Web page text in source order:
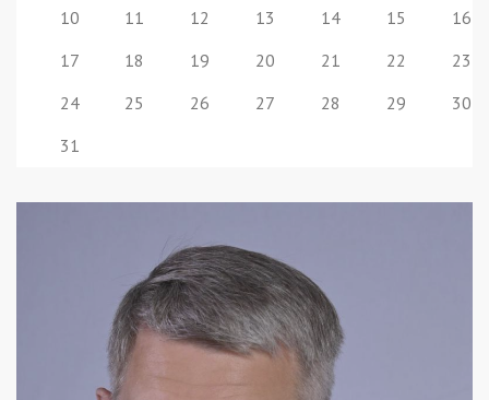
10
11 12 13 14 15
16
17
18 19 20 21 22
23
24
25 26 27 28 29
30
31